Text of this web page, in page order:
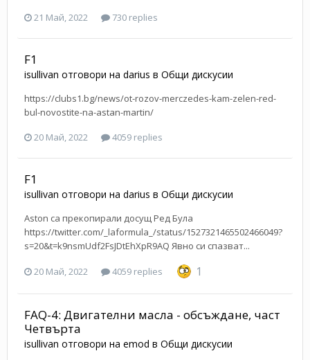
21 Май, 2022
730 replies
F1
isullivan отговори на darius в Общи дискусии
https://clubs1.bg/news/ot-rozov-merczedes-kam-zelen-red-
bul-novostite-na-astan-martin/
20 Май, 2022
4059 replies
F1
isullivan отговори на darius в Общи дискусии
Aston са прекопирали досущ Ред Була
https://twitter.com/_laformula_/status/1527321465502466049?
s=20&t=k9nsmUdf2FsJDtEhXpR9AQ Явно си спазват...
20 Май, 2022 4059 replies 1
FAQ-4: Двигателни масла - обсъждане, част
Четвърта
isullivan отговори на emod в Общи дискусии